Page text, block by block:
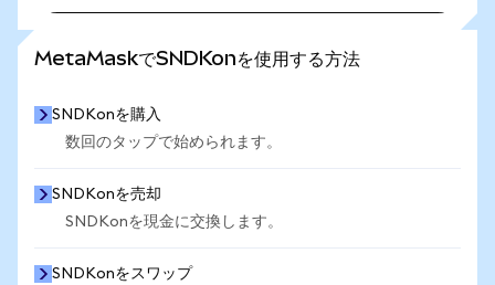
MetaMaskでSNDKonを使用する方法
SNDKonを購入
数回のタップで始められます。
SNDKonを売却
SNDKonを現金に交換します。
SNDKonをスワップ